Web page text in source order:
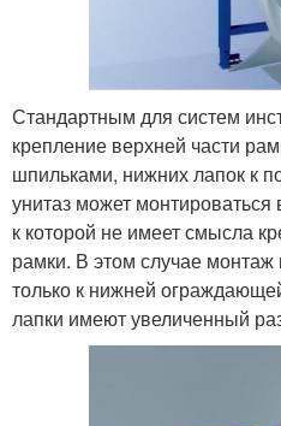
Стандартным для систем
крепление верхней части
шпильками, нижних лапок к
унитаз может монтироваться
к которой не имеет смысла
рамки. В этом случае
только к нижней
лапки имеют увеличенный